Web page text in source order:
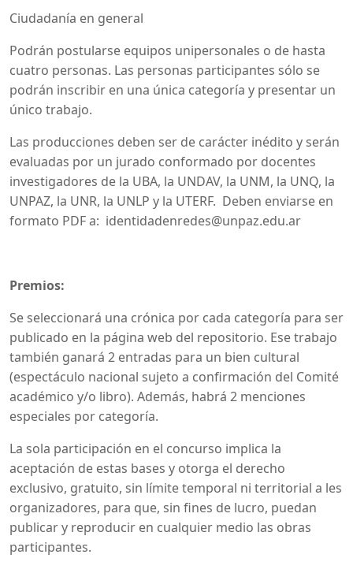
Ciudadanía en general
Podrán postularse equipos unipersonales o de hasta
cuatro personas. Las personas participantes sólo se
podrán inscribir en una única categoría y presentar un
único trabajo.
Las producciones deben ser de carácter inédito y serán
evaluadas por un jurado conformado por docentes
investigadores de la UBA, la UNDAV, la UNM, la UNQ, la
UNPAZ, la UNR, la UNLP y la UTERF. Deben enviarse en
formato PDF a: identidadenredes@unpaz.edu.ar
Premios:
Se seleccionará una crónica por cada categoría para ser
publicado en la página web del repositorio. Ese trabajo
también ganará 2 entradas para un bien cultural
(espectáculo nacional sujeto a confirmación del Comité
académico y/o libro). Además, habrá 2 menciones
especiales por categoría.
La sola participación en el concurso implica la
aceptación de estas bases y otorga el derecho
exclusivo, gratuito, sin límite temporal ni territorial a les
organizadores, para que, sin fines de lucro, puedan
publicar y reproducir en cualquier medio las obras
participantes.